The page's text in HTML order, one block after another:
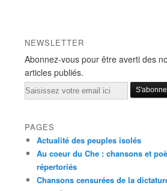
NEWSLETTER
Abonnez-vous pour être averti des
articles publiés.
Email
PAGES
Actualité des peuples isolés
Au coeur du Che : chansons et
répertoriés
Chansons censurées de la